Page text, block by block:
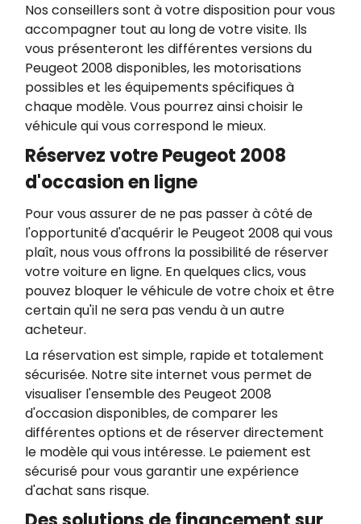
Nos conseillers sont à votre disposition pour vous
accompagner tout au long de votre visite. Ils
vous présenteront les différentes versions du
Peugeot 2008 disponibles, les motorisations
possibles et les équipements spécifiques à
chaque modèle. Vous pourrez ainsi choisir le
véhicule qui vous correspond le mieux.
Réservez votre Peugeot 2008
d'occasion en ligne
Pour vous assurer de ne pas passer à côté de
l'opportunité d'acquérir le Peugeot 2008 qui vous
plaît, nous vous offrons la possibilité de réserver
votre voiture en ligne. En quelques clics, vous
pouvez bloquer le véhicule de votre choix et être
certain qu'il ne sera pas vendu à un autre
acheteur.
La réservation est simple, rapide et totalement
sécurisée. Notre site internet vous permet de
visualiser l'ensemble des Peugeot 2008
d'occasion disponibles, de comparer les
différentes options et de réserver directement
le modèle qui vous intéresse. Le paiement est
sécurisé pour vous garantir une expérience
d'achat sans risque.